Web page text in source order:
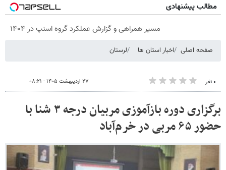
مطالب پیشنهادی
مسیر همراهی و گزارش عملکرد گروه اسنپ در ۱۴۰۴
صفحه اصلی اخبار استان ها لرستان
۰ نفر ۲۷ اردیبهشت ۱۴۰۵ - ۰۸:۲۱
برگزاری دوره بازآموزی مربیان درجه ۳ شنا با
حضور ۶۵ مربی در خرم‌آباد